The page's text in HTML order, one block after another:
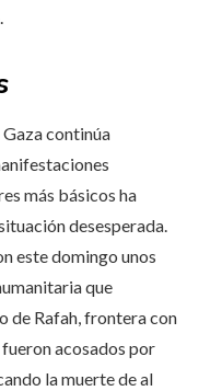
continúa
más básicos ha
desesperada.
este domingo unos
que
de Rafah, frontera con
acosados ​​por
la muerte de al